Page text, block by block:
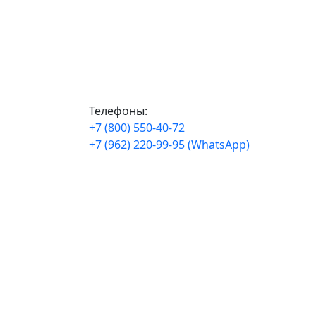
Телефоны:
+7 (800) 550-40-72
+7 (962) 220-99-95 (WhatsApp)